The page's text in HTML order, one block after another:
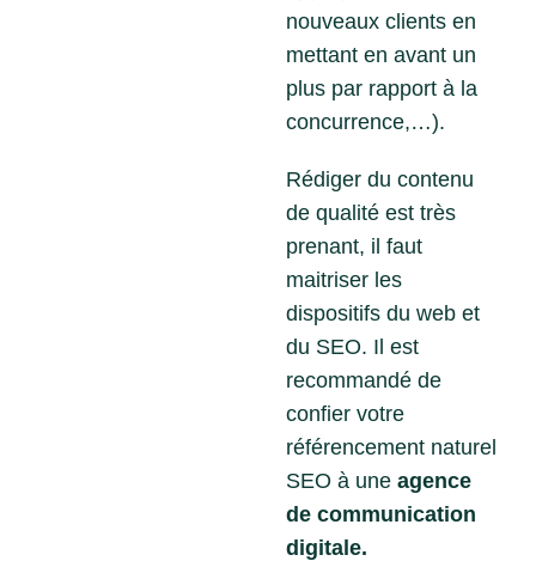
nouveaux clients en
mettant en avant un
plus par rapport à la
concurrence,…).
Rédiger du contenu
de qualité est très
prenant, il faut
maitriser les
dispositifs du web et
du SEO. Il est
recommandé de
confier votre
référencement naturel
SEO à uneagence
de communication
digitale.